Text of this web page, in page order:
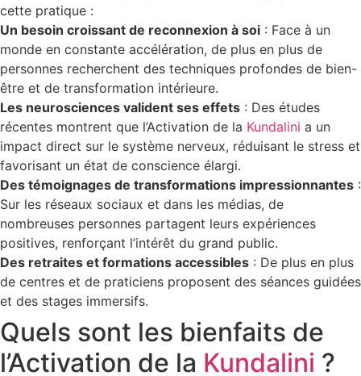
cette pratique :
Un besoin croissant de reconnexion à soi : Face à un
monde en constante accélération, de plus en plus de
personnes recherchent des techniques profondes de bien-
être et de transformation intérieure.
Les neurosciences valident ses effets : Des études
récentes montrent que l’Activation de la Kundalini a un
impact direct sur le système nerveux, réduisant le stress et
favorisant un état de conscience élargi.
Des témoignages de transformations impressionnantes :
Sur les réseaux sociaux et dans les médias, de
nombreuses personnes partagent leurs expériences
positives, renforçant l’intérêt du grand public.
Des retraites et formations accessibles : De plus en plus
de centres et de praticiens proposent des séances guidées
et des stages immersifs.
Quels sont les bienfaits de
l’Activation de la Kundalini ?